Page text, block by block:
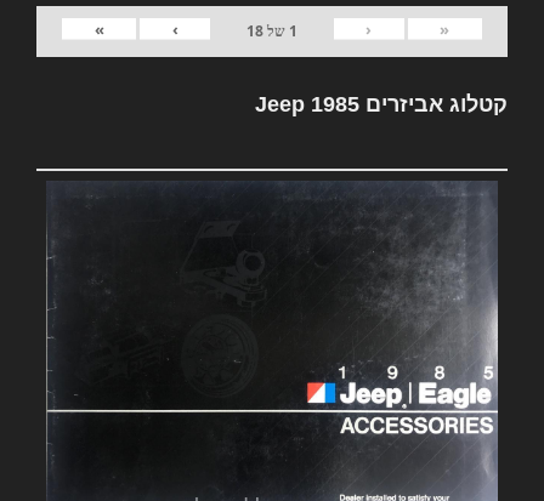
«
‹
1 של18
›
»
קטלוג אביזרים Jeep 1985